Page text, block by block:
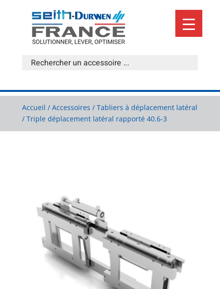
Accueil / Accessoires / Tabliers à déplacement latéral
/ Triple déplacement latéral rapporté 40.6-3